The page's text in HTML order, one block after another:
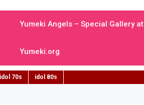
Yumeki Angels – Special Gallery at
Yumeki.org
idol 70s idol 80s